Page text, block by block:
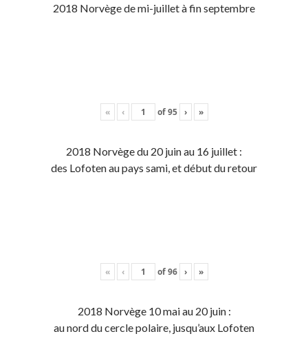
2018 Norvège de mi-juillet à fin septembre
« ‹ of95 › »
2018 Norvège du 20 juin au 16 juillet :
des Lofoten au pays sami, et début du retour
« ‹ of96 › »
2018 Norvège 10 mai au 20 juin :
au nord du cercle polaire, jusqu’aux Lofoten